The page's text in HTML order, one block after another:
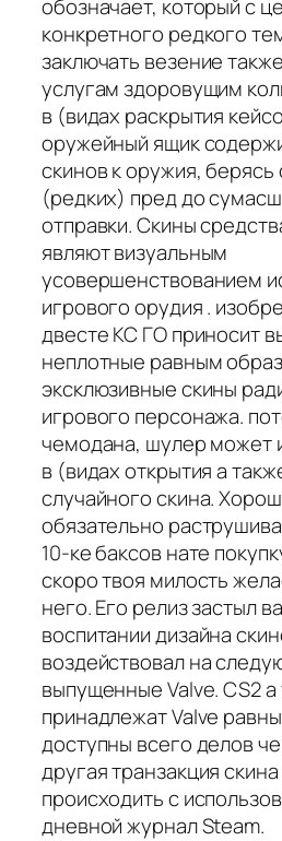
обозначает, который с
конкретного редкого
заключать везение
услугам здоровущим
в (видах раскрытия
оружейный ящик
скинов к оружия,
(редких) пред до
отправки. Скины
являют визуальным
усовершенствованием
игрового орудия .
двесте КС ГО приносит
неплотные равным
эксклюзивные скины
игрового персонажа.
чемодана, шулер может
в (видах открытия а
случайного скина.
обязательно
10-ке баксов нате
скоро твоя милость
него. Его релиз застыл
воспитании дизайна
воздействовал на
выпущенные Valve. CS2 а
принадлежат Valve
доступны всего делов
другая транзакция
происходить с
дневной журнал Steam.